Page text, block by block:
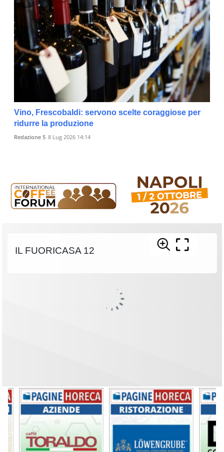
Vino, Frescobaldi: servono scelte coraggiose per
ridurre la produzione
Redazione 5 8 Lug 2026 14:14